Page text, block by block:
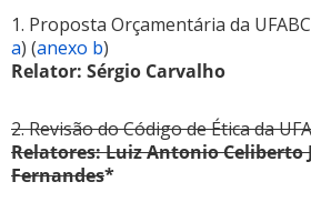
1. Proposta Orçamentária da
a) (anexo b)
Relator: Sérgio Carvalho
2. Revisão do Código de Ética da
Relatores: Luiz Antonio Celiberto
Fernandes*